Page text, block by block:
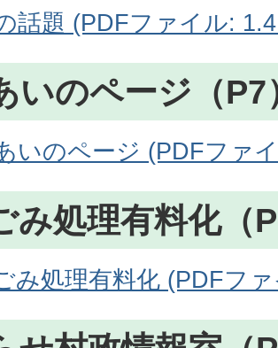
話題 (PDFファイル:
いのページ（P7
いのページ (PDFファ
み処理有料化（
み処理有料化 (PDFフ